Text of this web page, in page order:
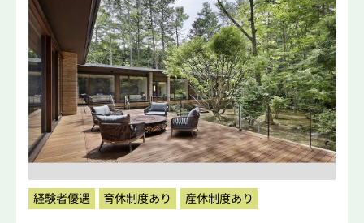
経験者優遇 育休制度あり 産休制度あり